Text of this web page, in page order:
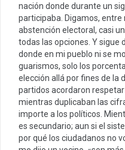
nación donde durante un
participaba. Digamos, entre
abstención electoral, casi
todas las opciones. Y sigue
donde en mi pueblo ni se
guarismos, solo los
elección allá por fines de la
partidos acordaron
mientras duplicaban las
importe a los políticos.
es secundario; aun si el
por qué los ciudadanos no